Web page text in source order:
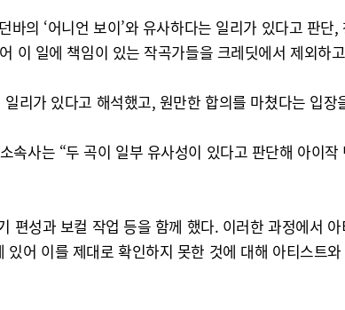
의 ‘어니언 보이’와 유사하다는 일리가 있다고 판
이 일에 책임이 있는 작곡가들을 크레딧에서 제외하
리가 있다고 해석했고, 원만한 합의를 마쳤다는 입장
사는 “두 곡이 일부 유사성이 있다고 판단해 아이
성과 보컬 작업 등을 함께 했다. 이러한 과정에서
어 이를 제대로 확인하지 못한 것에 대해 아티스트